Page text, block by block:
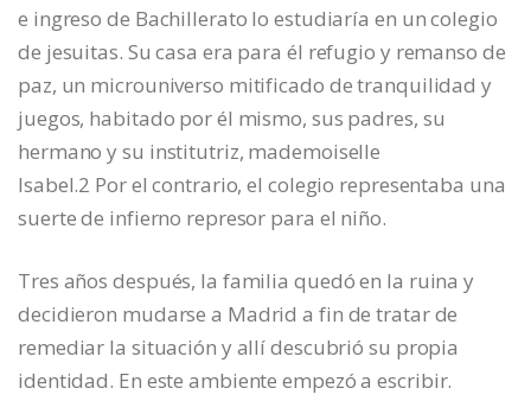
e ingreso de Bachillerato lo estudiaría en un colegio
de jesuitas. Su casa era para él refugio y remanso de
paz, un microuniverso mitificado de tranquilidad y
juegos, habitado por él mismo, sus padres, su
hermano y su institutriz, mademoiselle
Isabel.2 Por el contrario, el colegio representaba una
suerte de infierno represor para el niño.
Tres años después, la familia quedó en la ruina y
decidieron mudarse a Madrid a fin de tratar de
remediar la situación y allí descubrió su propia
identidad. En este ambiente empezó a escribir.